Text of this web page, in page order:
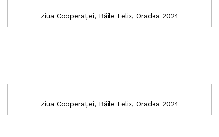
Ziua Cooperației, Băile Felix, Oradea 2024
Ziua Cooperației, Băile Felix, Oradea 2024